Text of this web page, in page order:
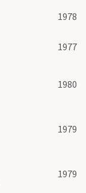
1978
1977
1980
1979
1979